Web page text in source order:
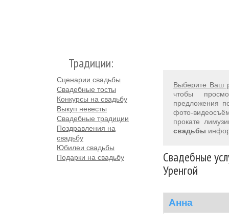
Традиции:
Сценарии свадьбы
Свадебные тосты
Конкурсы на свадьбу
Выкуп невесты
Свадебные традиции
Поздравления на
свадьбу
Юбилеи свадьбы
Подарки на свадьбу
Выберите Ваш
чтобы
предложения
фото-
прокате
свадьбы
Свадебные
Уренгой
Анна